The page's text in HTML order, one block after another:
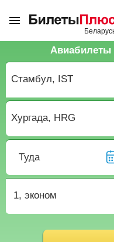
Туда
1, эконом